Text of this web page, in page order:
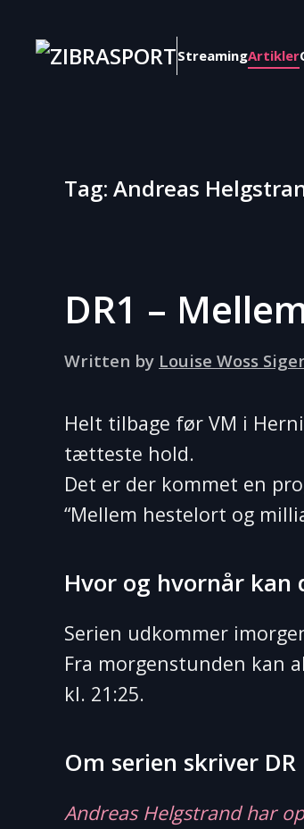
Skip to main content
StreamingArtikler
Tag: Andreas
DR1 –
Written by Louise Woss
Helt tilbage før VM i
tætteste hold.
Det er der kommet en
“Mellem hestelort og
Hvor og hvornår kan
Serien udkommer
Fra morgenstunden kan
kl. 21:25.
Om serien skriver DR
Andreas Helgstrand har